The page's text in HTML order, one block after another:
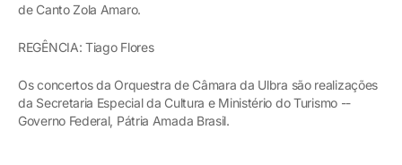
de Canto Zola Amaro.
REGÊNCIA: Tiago Flores
Os concertos da Orquestra de Câmara da Ulbra são realizações
da Secretaria Especial da Cultura e Ministério do Turismo --
Governo Federal, Pátria Amada Brasil.